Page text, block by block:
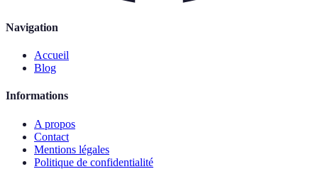
Navigation
Accueil
Blog
Informations
A propos
Contact
Mentions légales
Politique de confidentialité